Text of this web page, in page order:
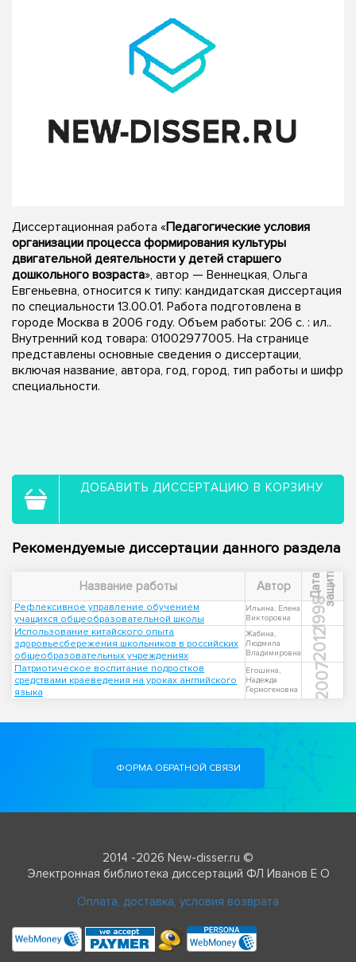
Диссертационная работа «Педагогические условия
организации процесса формирования культуры
двигательной деятельности у детей старшего
дошкольного возраста», автор — Веннецкая, Ольга
Евгеньевна, относится к типу: кандидатская диссертация
по специальности 13.00.01. Работа подготовлена в
городе Москва в 2006 году. Объем работы: 206 с. : ил..
Внутренний код товара: 01002977005. На странице
представлены основные сведения о диссертации,
включая название, автора, год, город, тип работы и шифр
специальности.
ДОБАВИТЬ ДИССЕРТАЦИЮ В КОРЗИНУ
Рекомендуемые диссертации данного раздела
Название работы Автор Д
а
т
а
з
а
щ
и
ты
Рефлексивное управление обучением
учащихся общеобразовательной школы
Ильина, Елена
Викторовна
1998
Использование китайского опыта
здоровьесбережения школьников в российских
общеобразовательных учреждениях
Жабина,
Людмила
Владимировна
2012
Патриотическое воспитание подростков
средствами краеведения на уроках английского
языка
Егошина,
Надежда
Гермогеновна
2007
ФОРМА ОБРАТНОЙ СВЯЗИ
2014 -2026 New-disser.ru ©
Электронная библиотека диссертаций ФЛ Иванов Е О
Оплата, доставка, условия возврата